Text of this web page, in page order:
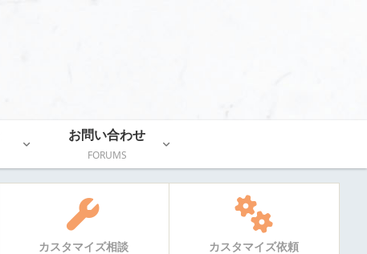
お問い合わせ
FORUMS
カスタマイズ相談 カスタマイズ依頼